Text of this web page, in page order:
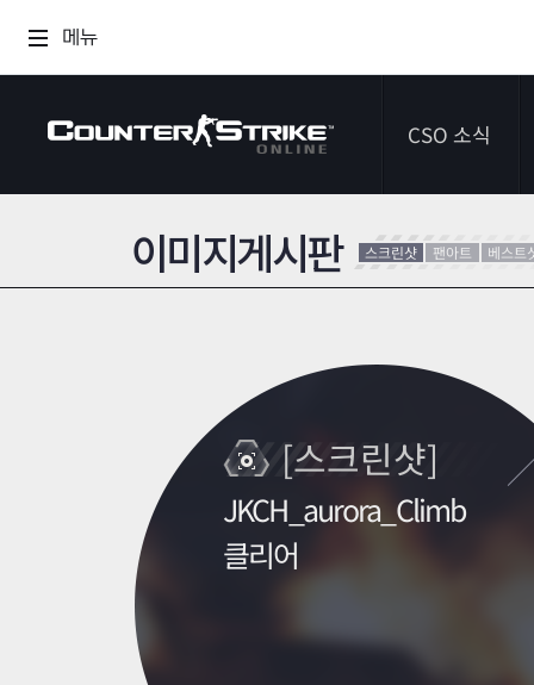
메뉴
CSO 소식
공지사항
이미지게시판 스크린샷 팬아트 베스트
[스크린샷]
JKCH_aurora_Climb
클리어